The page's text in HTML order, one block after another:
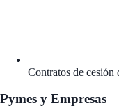
Contratos de cesión
Pymes y Empresas